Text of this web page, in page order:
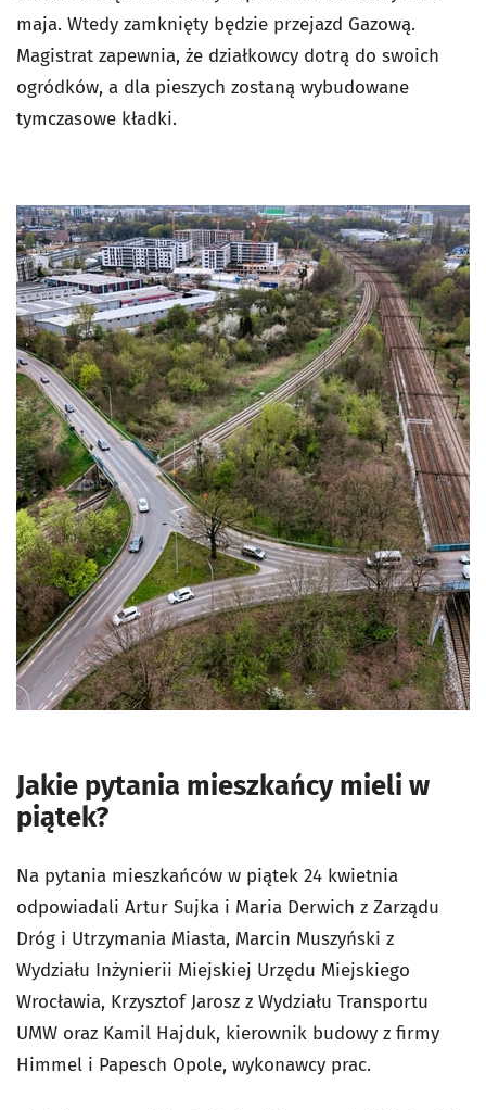
maja. Wtedy zamknięty będzie przejazd Gazową.
Magistrat zapewnia, że działkowcy dotrą do swoich
ogródków, a dla pieszych zostaną wybudowane
tymczasowe kładki.
Jakie pytania mieszkańcy mieli w
piątek?
Na pytania mieszkańców w piątek 24 kwietnia
odpowiadali Artur Sujka i Maria Derwich z Zarządu
Dróg i Utrzymania Miasta, Marcin Muszyński z
Wydziału Inżynierii Miejskiej Urzędu Miejskiego
Wrocławia, Krzysztof Jarosz z Wydziału Transportu
UMW oraz Kamil Hajduk, kierownik budowy z firmy
Himmel i Papesch Opole, wykonawcy prac.